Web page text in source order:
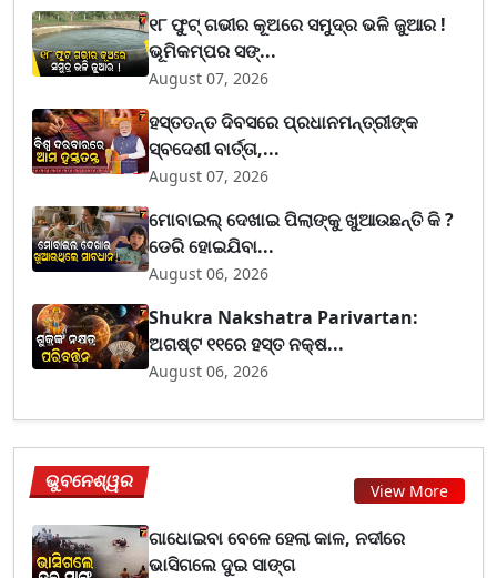
୧୮ ଫୁଟ୍ ଗଭୀର କୂଅରେ ସମୁଦ୍ର ଭଳି ଜୁଆର !
ଭୂମିକମ୍ପର ସଙ୍...
August 07, 2026
ହସ୍ତତନ୍ତ ଦିବସରେ ପ୍ରଧାନମନ୍ତ୍ରୀଙ୍କ
ସ୍ବଦେଶୀ ବାର୍ତ୍ତା,...
August 07, 2026
ମୋବାଇଲ୍ ଦେଖାଇ ପିଲାଙ୍କୁ ଖୁଆଉଛନ୍ତି କି ?
ଡେରି ହୋଇଯିବା...
August 06, 2026
Shukra Nakshatra Parivartan:
ଅଗଷ୍ଟ ୧୧ରେ ହସ୍ତ ନକ୍ଷ...
August 06, 2026
ଭୁବନେଶ୍ୱର View More
ଗାଧୋଇବା ବେଳେ ହେଲା କାଳ, ନଦୀରେ
ଭାସିଗଲେ ଦୁଇ ସାଙ୍ଗ